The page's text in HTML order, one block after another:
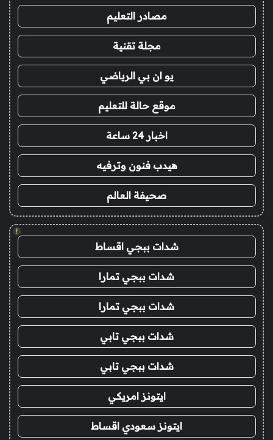
مصادر التعليم
مجلة تقنية
يو ان بي الرياضي
موقع حالة للتعليم
اخبار 24 ساعة
هيدب فنون وترفيه
صحيفة العالم
!
شدات ببجي اقساط
شدات ببجي تمارا
شدات ببجي تمارا
شدات ببجي تابي
شدات ببجي تابي
ايتونز امريكي
ايتونز سعودي اقساط